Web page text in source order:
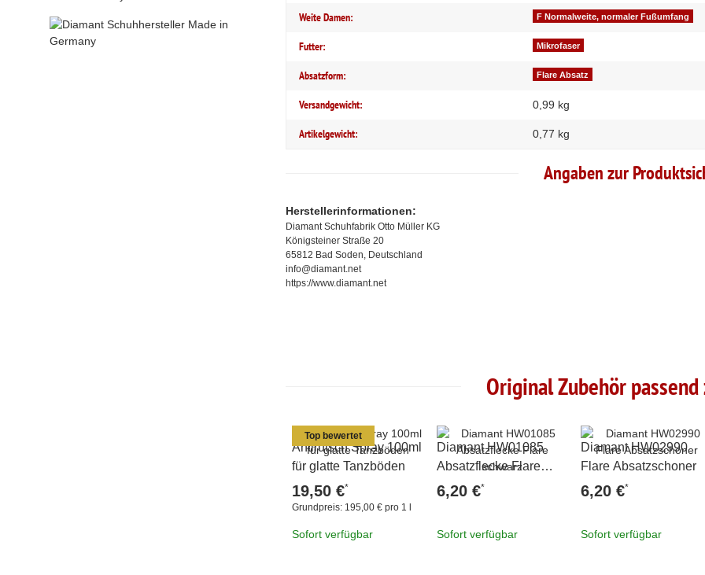
Weite Damen: F Normalweite, normaler Fußumfang
Futter: Mikrofaser
Absatzform: Flare Absatz
Versandgewicht: 0,99 kg
Artikelgewicht: 0,77 kg
Angaben zur
Herstellerinformationen:
Diamant Schuhfabrik Otto Müller KG
Königsteiner Straße 20
65812 Bad Soden, Deutschland
info@diamant.net
https://www.diamant.net
Original Zubehör
Top bewertet
Antirutsch Spray 100ml
für glatte Tanzböden
19,50 €*
Grundpreis: 195,00 € pro 1 l
Sofort verfügbar
Diamant HW01085
Absatzflecke Flare
schwarz
6,20 €*
Sofort verfügbar
Diamant HW02990
Flare Absatzschoner
6,20 €*
Sofort verfügbar